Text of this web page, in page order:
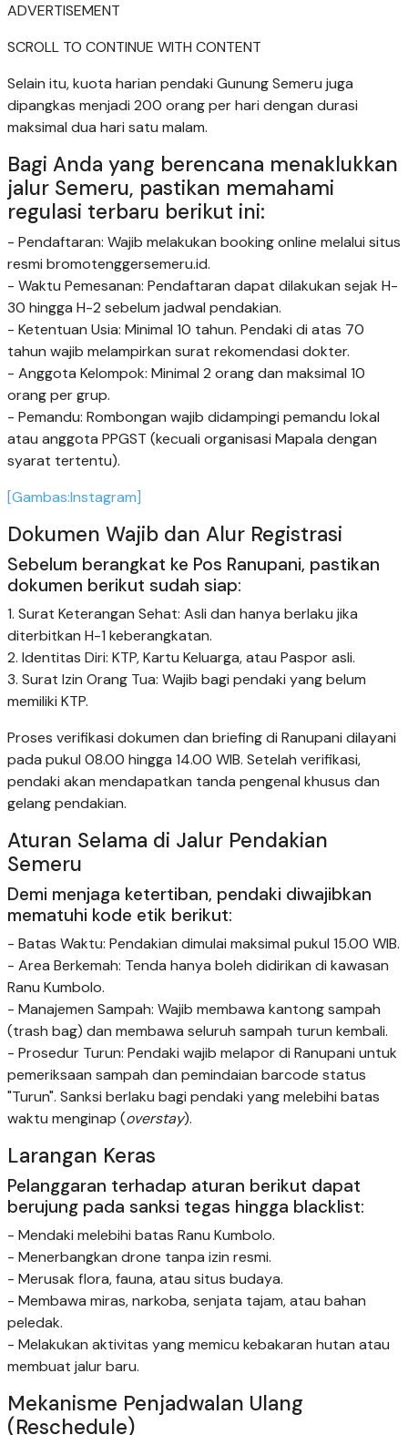
ADVERTISEMENT
SCROLL TO CONTINUE WITH CONTENT
Selain itu, kuota harian pendaki Gunung Semeru juga
dipangkas menjadi 200 orang per hari dengan durasi
maksimal dua hari satu malam.
Bagi Anda yang berencana menaklukkan
jalur Semeru, pastikan memahami
regulasi terbaru berikut ini:
- Pendaftaran: Wajib melakukan booking online melalui situs
resmi bromotenggersemeru.id.
- Waktu Pemesanan: Pendaftaran dapat dilakukan sejak H-
30 hingga H-2 sebelum jadwal pendakian.
- Ketentuan Usia: Minimal 10 tahun. Pendaki di atas 70
tahun wajib melampirkan surat rekomendasi dokter.
- Anggota Kelompok: Minimal 2 orang dan maksimal 10
orang per grup.
- Pemandu: Rombongan wajib didampingi pemandu lokal
atau anggota PPGST (kecuali organisasi Mapala dengan
syarat tertentu).
[Gambas:Instagram]
Dokumen Wajib dan Alur Registrasi
Sebelum berangkat ke Pos Ranupani, pastikan
dokumen berikut sudah siap:
1. Surat Keterangan Sehat: Asli dan hanya berlaku jika
diterbitkan H-1 keberangkatan.
2. Identitas Diri: KTP, Kartu Keluarga, atau Paspor asli.
3. Surat Izin Orang Tua: Wajib bagi pendaki yang belum
memiliki KTP.
Proses verifikasi dokumen dan briefing di Ranupani dilayani
pada pukul 08.00 hingga 14.00 WIB. Setelah verifikasi,
pendaki akan mendapatkan tanda pengenal khusus dan
gelang pendakian.
Aturan Selama di Jalur Pendakian
Semeru
Demi menjaga ketertiban, pendaki diwajibkan
mematuhi kode etik berikut:
- Batas Waktu: Pendakian dimulai maksimal pukul 15.00 WIB.
- Area Berkemah: Tenda hanya boleh didirikan di kawasan
Ranu Kumbolo.
- Manajemen Sampah: Wajib membawa kantong sampah
(trash bag) dan membawa seluruh sampah turun kembali.
- Prosedur Turun: Pendaki wajib melapor di Ranupani untuk
pemeriksaan sampah dan pemindaian barcode status
"Turun". Sanksi berlaku bagi pendaki yang melebihi batas
waktu menginap (overstay).
Larangan Keras
Pelanggaran terhadap aturan berikut dapat
berujung pada sanksi tegas hingga blacklist:
- Mendaki melebihi batas Ranu Kumbolo.
- Menerbangkan drone tanpa izin resmi.
- Merusak flora, fauna, atau situs budaya.
- Membawa miras, narkoba, senjata tajam, atau bahan
peledak.
- Melakukan aktivitas yang memicu kebakaran hutan atau
membuat jalur baru.
Mekanisme Penjadwalan Ulang
(Reschedule)